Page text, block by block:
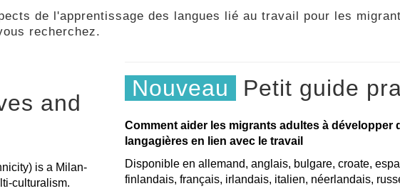
de l'apprentissage des langues lié au travail pour les
recherchez.
and
is a Milan-
culturalism.
Nouveau Petit guide
Comment aider les migrants adultes à développer
langagières en lien avec le travail
Disponible en allemand, anglais, bulgare, croate,
finlandais, français, irlandais, italien, néerlandais,